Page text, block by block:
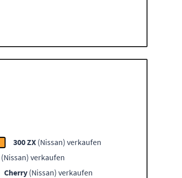
300 ZX (Nissan) verkaufen
(Nissan) verkaufen
Cherry (Nissan) verkaufen